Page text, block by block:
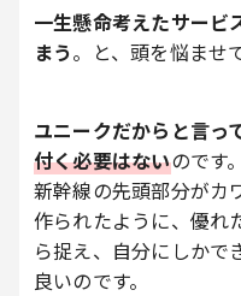
一生懸命考えたサービ
まう。と、頭を悩ませ
ユニークだからと言っ
付く必要はないのです。
新幹線の先頭部分がカ
作られたように、優れ
ら捉え、自分にしかで
良いのです。